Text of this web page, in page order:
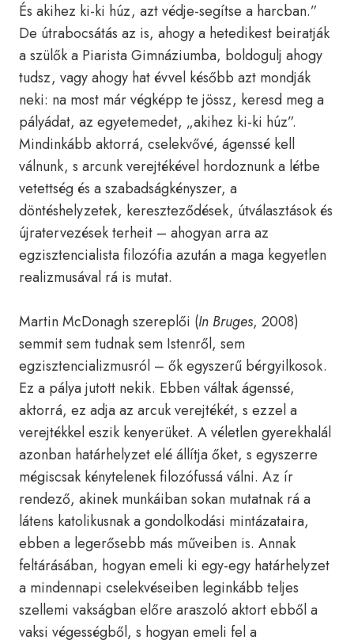
És akihez ki-ki húz, azt védje-segítse a harcban.”
De útrabocsátás az is, ahogy a hetedikest beiratják
a szülők a Piarista Gimnáziumba, boldogulj ahogy
tudsz, vagy ahogy hat évvel később azt mondják
neki: na most már végképp te jössz, keresd meg a
pályádat, az egyetemedet, „akihez ki-ki húz”.
Mindinkább aktorrá, cselekvővé, ágenssé kell
válnunk, s arcunk verejtékével hordoznunk a létbe
vetettség és a szabadságkényszer, a
döntéshelyzetek, kereszteződések, útválasztások és
újratervezések terheit – ahogyan arra az
egzisztencialista filozófia azután a maga kegyetlen
realizmusával rá is mutat.
Martin McDonagh szereplői (In Bruges, 2008)
semmit sem tudnak sem Istenről, sem
egzisztencializmusról – ők egyszerű bérgyilkosok.
Ez a pálya jutott nekik. Ebben váltak ágenssé,
aktorrá, ez adja az arcuk verejtékét, s ezzel a
verejtékkel eszik kenyerüket. A véletlen gyerekhalál
azonban határhelyzet elé állítja őket, s egyszerre
mégiscsak kénytelenek filozófussá válni. Az ír
rendező, akinek munkáiban sokan mutatnak rá a
látens katolikusnak a gondolkodási mintázataira,
ebben a legerősebb más műveiben is. Annak
feltárásában, hogyan emeli ki egy-egy határhelyzet
a mindennapi cselekvéseiben leginkább teljes
szellemi vakságban előre araszoló aktort ebből a
vaksi végességből, s hogyan emeli fel a